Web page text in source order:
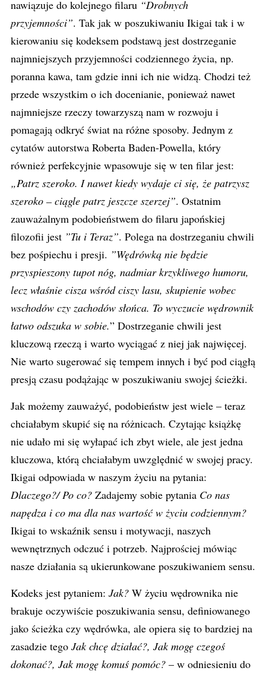
nawiązuje do kolejnego filaru “Drobnych
przyjemności”. Tak jak w poszukiwaniu Ikigai tak i w
kierowaniu się kodeksem podstawą jest dostrzeganie
najmniejszych przyjemności codziennego życia, np.
poranna kawa, tam gdzie inni ich nie widzą. Chodzi też
przede wszystkim o ich docenianie, ponieważ nawet
najmniejsze rzeczy towarzyszą nam w rozwoju i
pomagają odkryć świat na różne sposoby. Jednym z
cytatów autorstwa Roberta Baden-Powella, który
również perfekcyjnie wpasowuje się w ten filar jest:
„Patrz szeroko. I nawet kiedy wydaje ci się, że patrzysz
szeroko – ciągle patrz jeszcze szerzej”. Ostatnim
zauważalnym podobieństwem do filaru japońskiej
filozofii jest ”Tu i Teraz”. Polega na dostrzeganiu chwili
bez pośpiechu i presji. ”Wędrówką nie będzie
przyspieszony tupot nóg, nadmiar krzykliwego humoru,
lecz właśnie cisza wśród ciszy lasu, skupienie wobec
wschodów czy zachodów słońca. To wyczucie wędrownik
łatwo odszuka w sobie.” Dostrzeganie chwili jest
kluczową rzeczą i warto wyciągać z niej jak najwięcej.
Nie warto sugerować się tempem innych i być pod ciągłą
presją czasu podążając w poszukiwaniu swojej ścieżki.
Jak możemy zauważyć, podobieństw jest wiele – teraz
chciałabym skupić się na różnicach. Czytając książkę
nie udało mi się wyłapać ich zbyt wiele, ale jest jedna
kluczowa, którą chciałabym uwzględnić w swojej pracy.
Ikigai odpowiada w naszym życiu na pytania:
Dlaczego?/ Po co? Zadajemy sobie pytania Co nas
napędza i co ma dla nas wartość w życiu codziennym?
Ikigai to wskaźnik sensu i motywacji, naszych
wewnętrznych odczuć i potrzeb. Najprościej mówiąc
nasze działania są ukierunkowane poszukiwaniem sensu.
Kodeks jest pytaniem: Jak? W życiu wędrownika nie
brakuje oczywiście poszukiwania sensu, definiowanego
jako ścieżka czy wędrówka, ale opiera się to bardziej na
zasadzie tego Jak chcę działać?, Jak mogę czegoś
dokonać?, Jak mogę komuś pomóc? – w odniesieniu do